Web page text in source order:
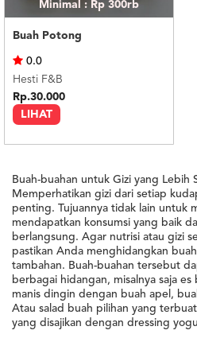
Minimal : Rp 300rb
Buah Potong
LIHAT
0.0
Hesti F&B
Rp.30.000
Buah-buahan untuk Gizi yang Lebih
Memperhatikan gizi dari setiap
penting. Tujuannya tidak lain untuk
mendapatkan konsumsi yang baik
berlangsung. Agar nutrisi atau gizi
pastikan Anda menghidangkan
tambahan. Buah-buahan tersebut
berbagai hidangan, misalnya saja
manis dingin dengan buah apel,
Atau salad buah pilihan yang
yang disajikan dengan dressing